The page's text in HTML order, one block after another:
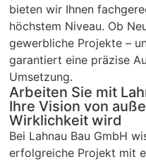
bieten wir Ihnen
höchstem Niveau. Ob
gewerbliche Projekte –
garantiert eine präzise
Umsetzung.
Arbeiten Sie mit
Ihre Vision von
Wirklichkeit wird
Bei Lahnau Bau GmbH
erfolgreiche Projekt mit